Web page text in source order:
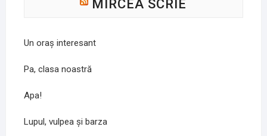
MIRCEA SCRIE
Un oraș interesant
Pa, clasa noastră
Apa!
Lupul, vulpea și barza